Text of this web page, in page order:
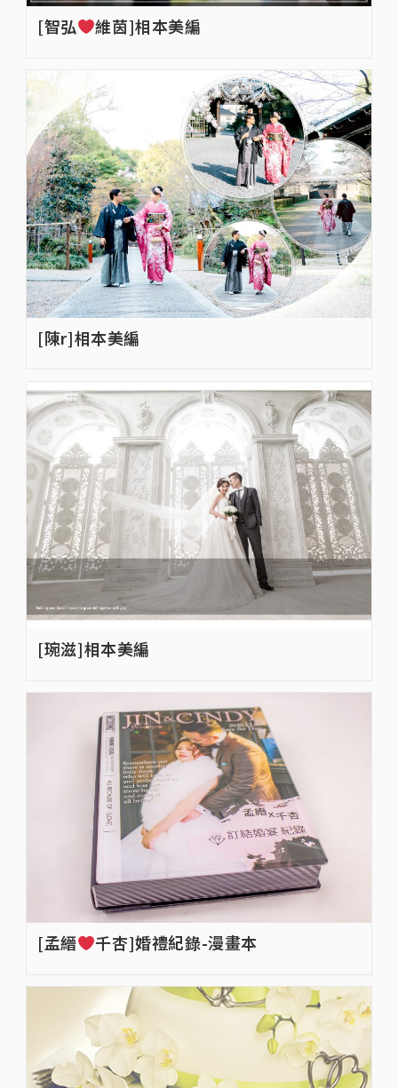
[智弘 維茵]相本美編
[陳r]相本美編
[琬滋]相本美編
[孟縉 千杏]婚禮紀錄-漫畫本